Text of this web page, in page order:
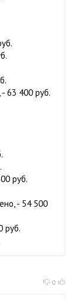
63 400 руб.
руб.
- 54 500
руб.
0